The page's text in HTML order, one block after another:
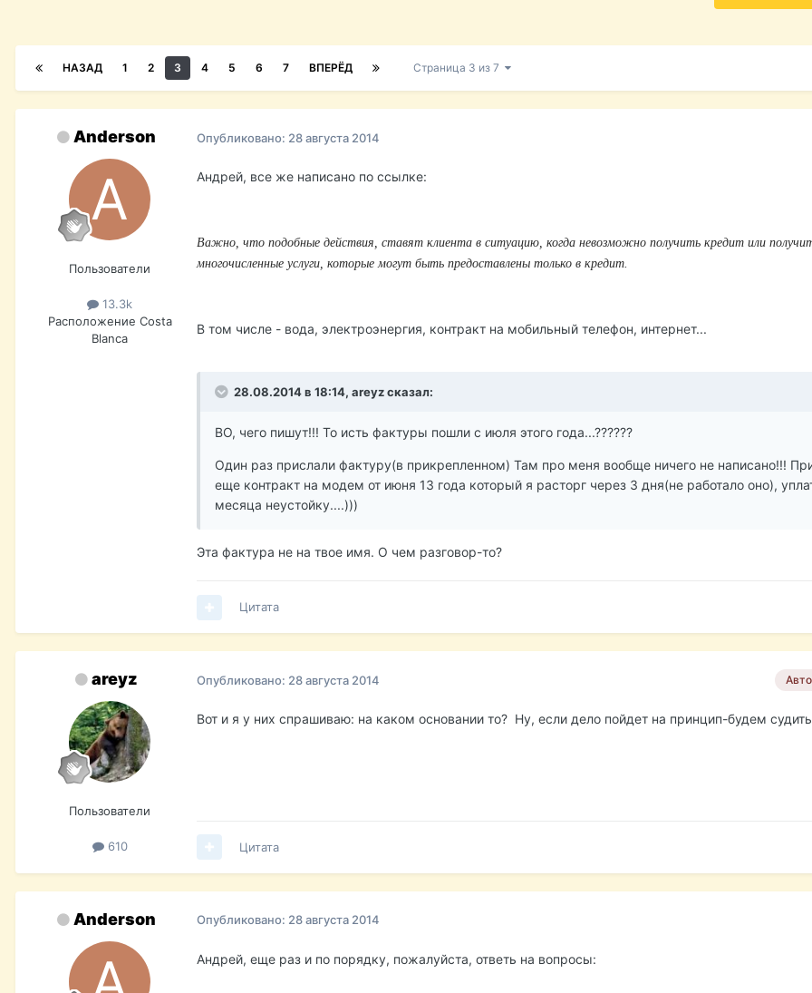
НАЗАД 1 2 3 4 5 6 7 ВПЕРЁД Страница 3 из 7
Anderson
Пользователи
13.3k
Расположение Costa
Blanca
Опубликовано: 28 августа 2014
Андрей, все же написано по ссылке:
Важно, что подобные действия, ставят клиента в ситуацию, когда невозможно получить кредит или
многочисленные услуги, которые могут быть предоставлены только в кредит.
В том числе - вода, электроэнергия, контракт на мобильный телефон, интернет...
28.08.2014 в 18:14, areyz сказал:
ВО, чего пишут!!! То исть фактуры пошли с июля этого года...??????
Один раз прислали фактуру(в прикрепленном) Там про меня вообще ничего не написано!!!
еще контракт на модем от июня 13 года который я расторг через 3 дня(не работало оно),
месяца неустойку....)))
Эта фактура не на твое имя. О чем разговор-то?
Цитата
areyz
Пользователи
610
Опубликовано: 28 августа 2014
Вот и я у них спрашиваю: на каком основании то? Ну, если дело пойдет на принцип-будем
Цитата
Anderson Опубликовано: 28 августа 2014
Андрей, еще раз и по порядку, пожалуйста, ответь на вопросы: